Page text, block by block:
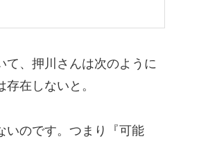
て、押川さんは次のように
在しないと。
いのです。つまり『可能